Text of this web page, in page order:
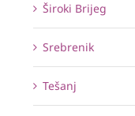
Široki Brijeg
Srebrenik
Tešanj